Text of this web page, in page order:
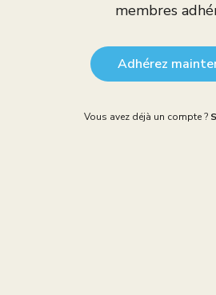
membres
Adhérez
Vous avez déjà un compte ?